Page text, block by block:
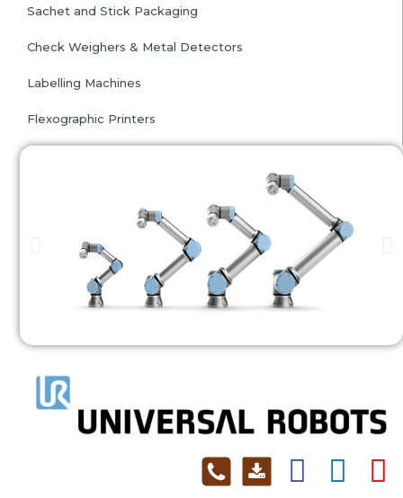
Sachet and Stick Packaging
Check Weighers & Metal Detectors
Labelling Machines
Flexographic Printers